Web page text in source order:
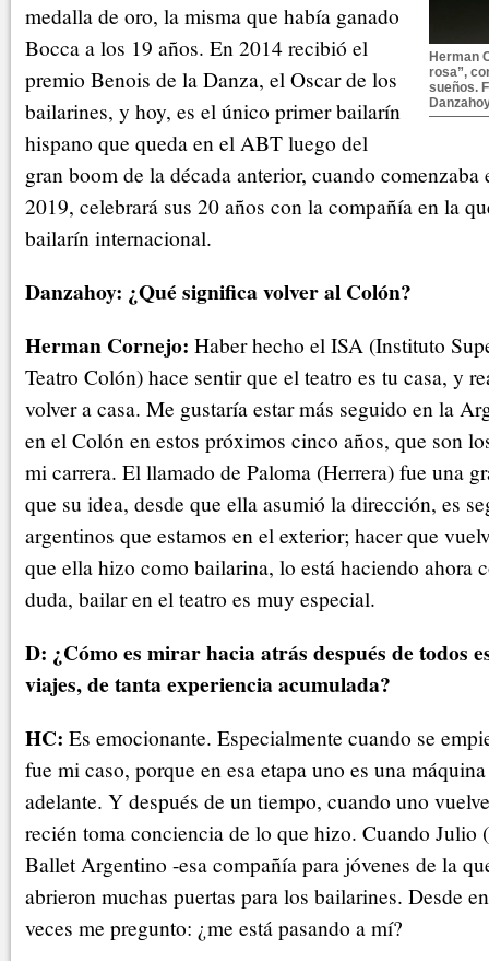
Herman
rosa”,
sueños.
medalla de oro, la misma que había ganado
Bocca a los 19 años. En 2014 recibió el
premio Benois de la Danza, el Oscar de los
bailarines, y hoy, es el único primer bailarín
hispano que queda en el ABT luego del
gran boom de la década anterior, cuando
2019, celebrará sus 20 años con la compañía en la
bailarín internacional.
Danzahoy: ¿Qué significa volver al Colón?
Herman Cornejo: Haber hecho el ISA (Instituto
Teatro Colón) hace sentir que el teatro es tu casa, y
volver a casa. Me gustaría estar más seguido en la
en el Colón en estos próximos cinco años, que son
mi carrera. El llamado de Paloma (Herrera) fue una
que su idea, desde que ella asumió la dirección, es
argentinos que estamos en el exterior; hacer que
que ella hizo como bailarina, lo está haciendo ahora
duda, bailar en el teatro es muy especial.
D: ¿Cómo es mirar hacia atrás después de todos
viajes, de tanta experiencia acumulada?
HC: Es emocionante. Especialmente cuando se
fue mi caso, porque en esa etapa uno es una
adelante. Y después de un tiempo, cuando uno
recién toma conciencia de lo que hizo. Cuando Julio
Ballet Argentino -esa compañía para jóvenes de la
abrieron muchas puertas para los bailarines. Desde
veces me pregunto: ¿me está pasando a mí?